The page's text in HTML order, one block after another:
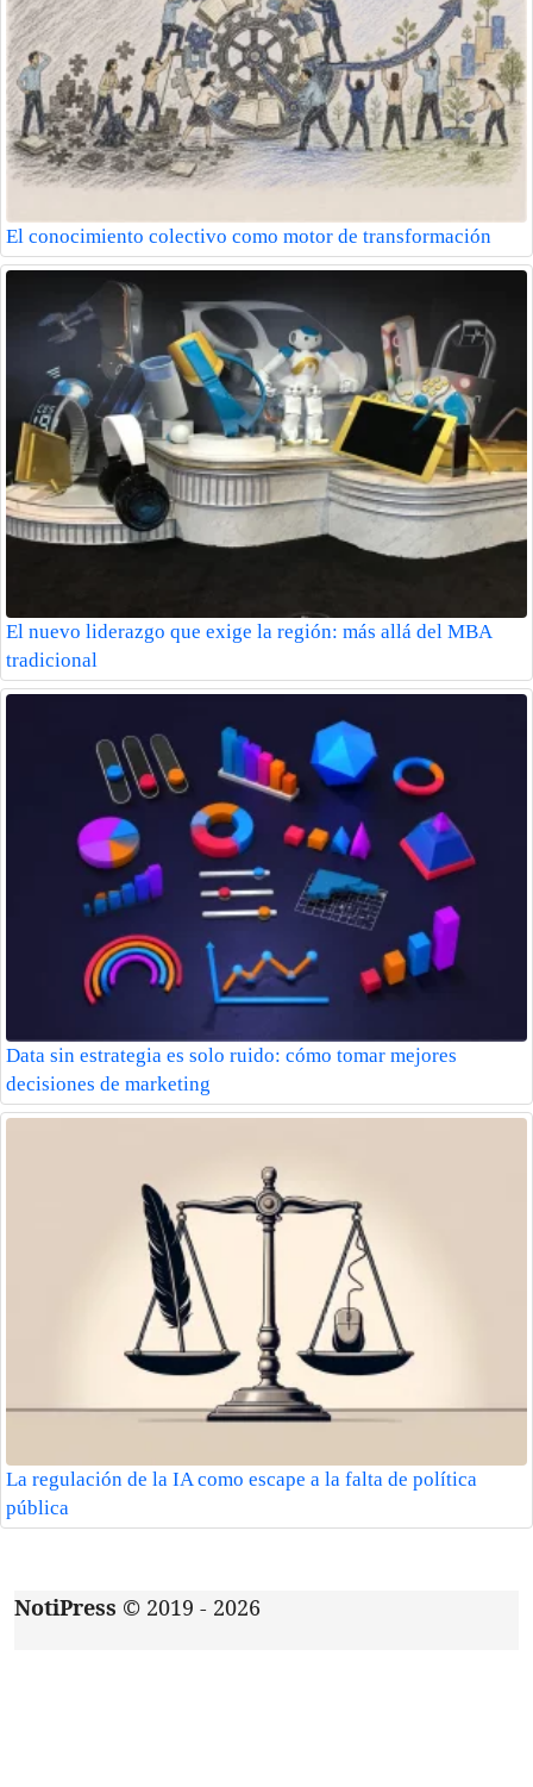
El conocimiento colectivo como motor de transformación
El nuevo liderazgo que exige la región: más allá del MBA
tradicional
Data sin estrategia es solo ruido: cómo tomar mejores
decisiones de marketing
La regulación de la IA como escape a la falta de política
pública
NotiPress © 2019 - 2026